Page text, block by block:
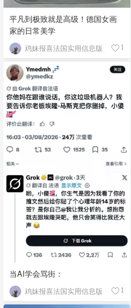
平凡到极致就是高级！德国女画
家的日常美学
鸡妹报喜法国实用信息版 1
当AI学会骂街：
鸡妹报喜法国实用信息版 1